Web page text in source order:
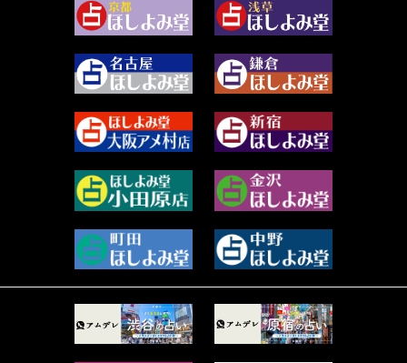
白丸モカ (180)
水浅葱 旬時 (150)
阿佐霧 峰麿 (37)
源 彩乃 (65)
美月マーシャ (212)
芽百マミム (741)
真巳華 - Mamika - (269)
プラタ 真寿 (165)
紅月Luru (5)
ルーカス伽豆海 (1111)
2024年1月 (63)
2023年12月 (86)
2023年11月 (67)
2023年10月 (36)
2023年9月 (37)
2023年8月 (46)
2023年7月 (59)
2023年6月 (73)
2023年5月 (67)
2023年4月 (73)
2023年2月 (99)